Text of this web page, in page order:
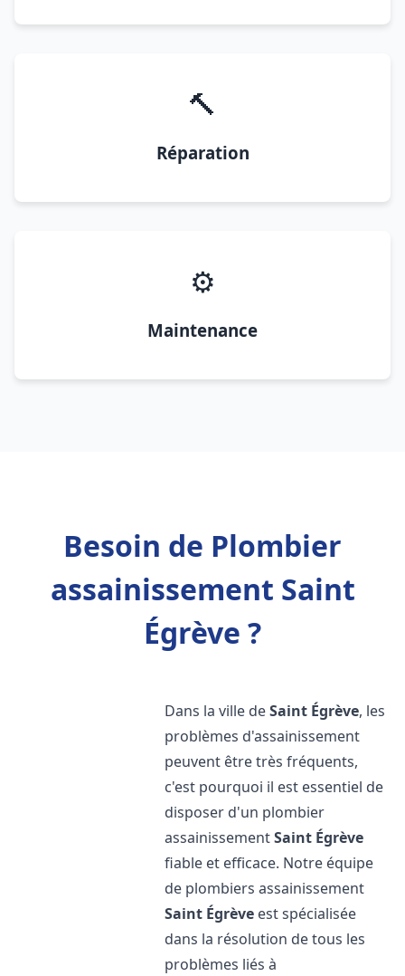
🔨
Réparation
⚙️
Maintenance
Besoin de Plombier
assainissement Saint
Égrève ?
Dans la ville deSaint Égrève, les
problèmes d'assainissement
peuvent être très fréquents,
c'est pourquoi il est essentiel de
disposer d'un plombier
assainissementSaint Égrève
fiable et efficace. Notre équipe
de plombiers assainissement
Saint Égrève est spécialisée
dans la résolution de tous les
problèmes liés à